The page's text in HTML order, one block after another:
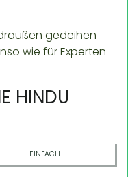
gedeihen
wie für Experten
HINDU
EINFACH